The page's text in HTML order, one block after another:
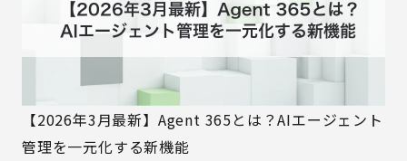
【2026年3月最新】Agent 365とは？AIエージェント
管理を一元化する新機能